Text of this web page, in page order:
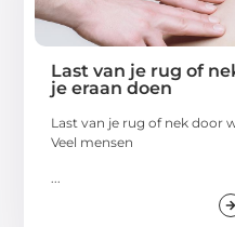
Last van je rug of
je eraan doen
Last van je rug of nek door
Veel mensen